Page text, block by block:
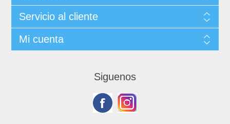
Servicio al cliente
Mi cuenta
Siguenos